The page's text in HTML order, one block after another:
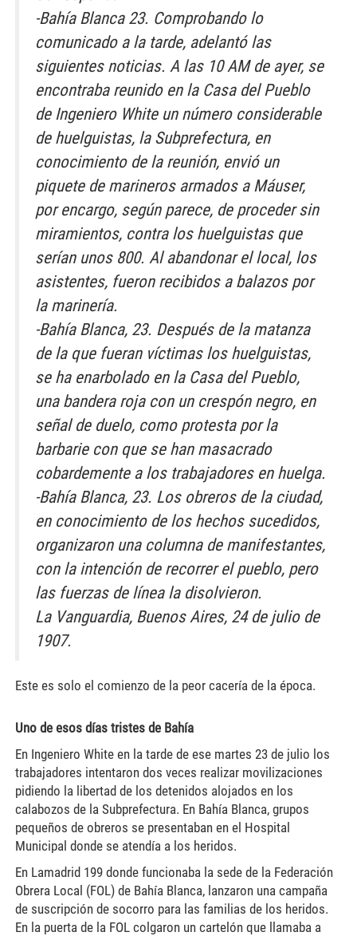
-Bahía Blanca 23. Comprobando lo
comunicado a la tarde, adelantó las
siguientes noticias. A las 10 AM de ayer, se
encontraba reunido en la Casa del Pueblo
de Ingeniero White un número considerable
de huelguistas, la Subprefectura, en
conocimiento de la reunión, envió un
piquete de marineros armados a Máuser,
por encargo, según parece, de proceder sin
miramientos, contra los huelguistas que
serían unos 800. Al abandonar el local, los
asistentes, fueron recibidos a balazos por
la marinería.
-Bahía Blanca, 23. Después de la matanza
de la que fueran víctimas los huelguistas,
se ha enarbolado en la Casa del Pueblo,
una bandera roja con un crespón negro, en
señal de duelo, como protesta por la
barbarie con que se han masacrado
cobardemente a los trabajadores en huelga.
-Bahía Blanca, 23. Los obreros de la ciudad,
en conocimiento de los hechos sucedidos,
organizaron una columna de manifestantes,
con la intención de recorrer el pueblo, pero
las fuerzas de línea la disolvieron.
La Vanguardia, Buenos Aires, 24 de julio de
1907.
Este es solo el comienzo de la peor cacería de la época.
Uno de esos días tristes de Bahía
En Ingeniero White en la tarde de ese martes 23 de julio los
trabajadores intentaron dos veces realizar movilizaciones
pidiendo la libertad de los detenidos alojados en los
calabozos de la Subprefectura. En Bahía Blanca, grupos
pequeños de obreros se presentaban en el Hospital
Municipal donde se atendía a los heridos.
En Lamadrid 199 donde funcionaba la sede de la Federación
Obrera Local (FOL) de Bahía Blanca, lanzaron una campaña
de suscripción de socorro para las familias de los heridos.
En la puerta de la FOL colgaron un cartelón que llamaba a